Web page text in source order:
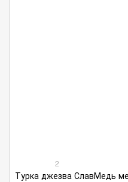
2
Турка джезва СлавМедь